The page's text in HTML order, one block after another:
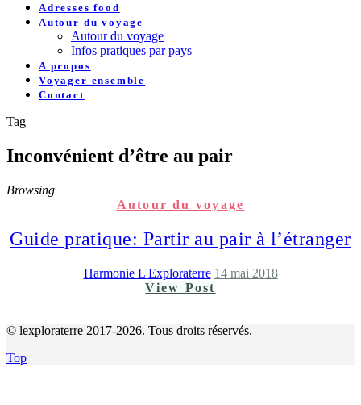
Adresses food
Autour du voyage
Autour du voyage
Infos pratiques par pays
A propos
Voyager ensemble
Contact
Tag
Inconvénient d’être au pair
Browsing
Autour du voyage
Guide pratique: Partir au pair à l’étranger
Harmonie L'Exploraterre 14 mai 2018
View Post
© lexploraterre 2017-2026. Tous droits réservés.
Top